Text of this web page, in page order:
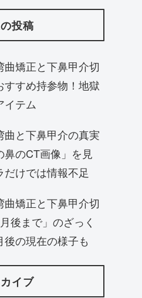
投稿
曲矯正と下鼻甲介切
すめ持参物！地獄
イテム
曲と下鼻甲介の真実
鼻のCT画像」を見
けでは情報不足
曲矯正と下鼻甲介切
後まで」のざっく
後の現在の様子も
イブ